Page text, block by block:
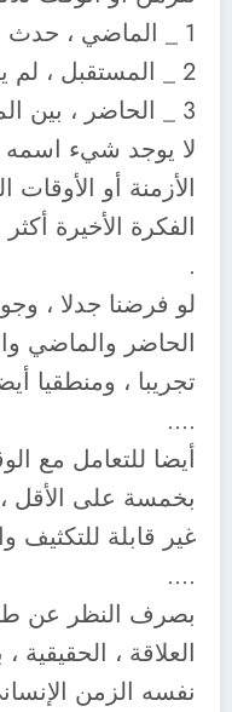
1 _ الماضي ، حدث مسبقا .
2 _ المستقبل ، لم يحدث بعد .
3 _ الحاضر ، بين الماضي والمستقبل .
لا يوجد شيء
الأزمنة أو الأوقات
الفكرة الأخيرة
.
لو فرضنا جدلا ،
الحاضر والماضي
تجريبا ، ومنطقيا
….
أيضا للتعامل مع
بخمسة على الأقل ،
غير قابلة للتكثيف
….
بصرف النظر عن
العلاقة ، الحقيقية
نفسه الزمن